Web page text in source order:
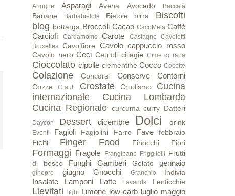
Aringhe Asparagi Avena Avocado Baccalà
Banane Barbabietole Bietole birra
Biscotti
blog bottarga Broccoli Cacao CacoMela Caffè
Carciofi
Cardamomo Carote Castagne
Cavoletti
Bruxelles Cavolfiore Cavolo cappuccio rosso
Cavolo nero Ceci Cetrioli ciliegie Cime di rapa
Cioccolato cipolle clementine Cocco Cocotte
Colazione Concorsi Conserve Contorni
Cozze Crauti Crostate Crudismo
Cucina
internazionale
Cucina Lombarda
Cucina Regionale
curcuma curry Datteri
Daycon Dessert dicembre Dolci drink
Eventi Fagioli Fagiolini Farro Fave febbraio
Fichi Finger Food Finocchi Fiori
Formaggi Fragole Frangipane Friggitelli Frutti
di bosco
Funghi Gamberi Gelato gennaio
ginepro giugno Gnocchi Granchio Indivia
Insalate Lamponi Latte Lavanda Lenticchie
Lievitati light Limone low-carb luglio maggio